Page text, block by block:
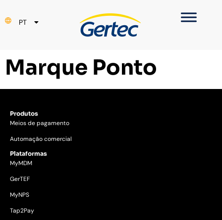
PT
ES
Marque Ponto
Produtos
Meios de pagamento
Automação comercial
Plataformas
MyMDM
GerTEF
MyNPS
Tap2Pay